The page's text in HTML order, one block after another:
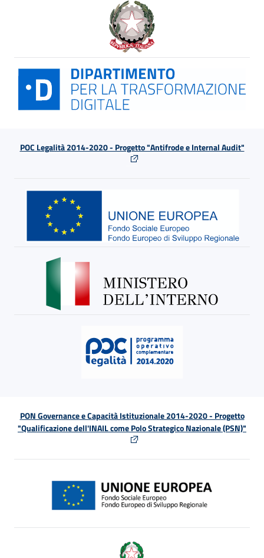
POC Legalità 2014-2020 - Progetto "Antifrode e Internal Audit"
PON Governance e Capacità Istituzionale 2014-2020 - Progetto
"Qualificazione dell'INAIL come Polo Strategico Nazionale (PSN)"